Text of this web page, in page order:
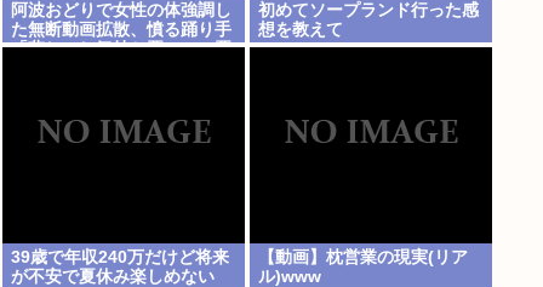
阿波おどりで女性の体強調し
た無断動画拡散、憤る踊り手
「悲しいし気持ち悪い」…悪
初めてソープランド行った感
想を教えて
39歳で年収240万だけど将来
が不安で夏休み楽しめない
【動画】枕営業の現実(リア
ル)www